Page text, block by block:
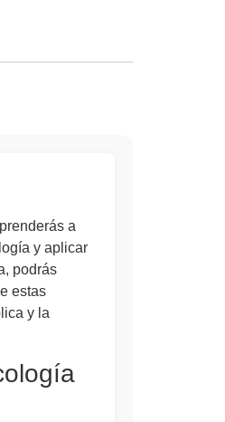
a
y aplicar
podrás
estas
y la